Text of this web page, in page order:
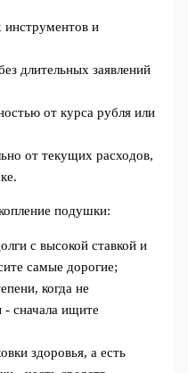
и
длительных заявлений
от курса рубля или
от текущих расходов,
подушки:
с высокой ставкой и
самые дорогие;
когда не
сначала ищите
здоровья, а есть